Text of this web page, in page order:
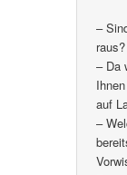
–
raus?
– Da
auf
–